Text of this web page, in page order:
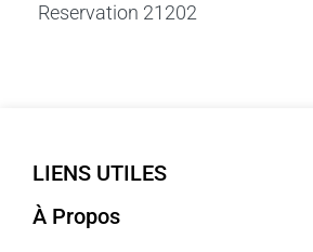
Reservation 21202
LIENS UTILES
À Propos